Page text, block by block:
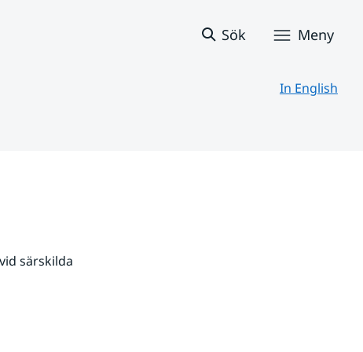
Sök Meny
In English
särskilda